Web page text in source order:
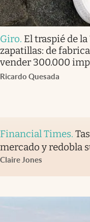
Giro. El traspié de
zapatillas: de
vender 300.000
Ricardo Quesada
Financial Times.
mercado y redobla
Claire Jones